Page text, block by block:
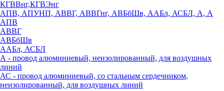
КГВВнг,КГВЭнг
АПВ, АПУНП, АВВГ, АВВГнг, АВБбШв, ААБл, АСБЛ, А, А
АПВ
АВВГ
АВБбШв
ААБл, АСБЛ
А - провод алюминиевый, неизолированный, для воздушных
линий
АС - провод алюминиевый, со стальным сердечником,
неизолированный, для воздушных линий